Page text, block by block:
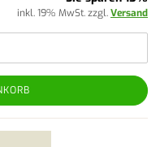
inkl. 19% MwSt. zzgl.Versand